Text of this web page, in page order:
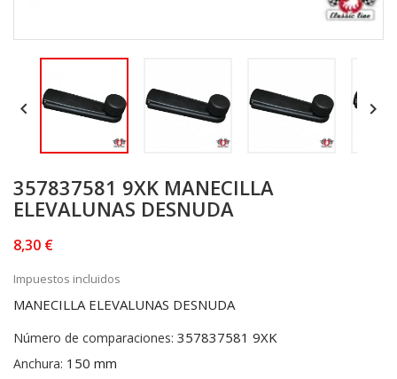
 
357837581 9XK MANECILLA
ELEVALUNAS DESNUDA
8,30 €
Impuestos incluidos
MANECILLA ELEVALUNAS DESNUDA
Número de comparaciones: 357837581 9XK
Anchura: 150 mm